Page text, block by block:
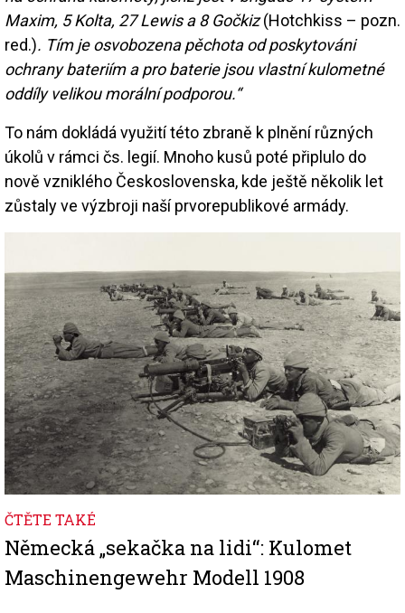
Maxim, 5 Kolta, 27 Lewis a 8 Gočkiz(Hotchkiss – pozn.
red.). Tím je osvobozena pěchota od poskytováni
ochrany bateriím a pro baterie jsou vlastní kulometné
oddíly velikou morální podporou.“
To nám dokládá využití této zbraně k plnění různých
úkolů v rámci čs. legií. Mnoho kusů poté připlulo do
nově vzniklého Československa, kde ještě několik let
zůstaly ve výzbroji naší prvorepublikové armády.
ČTĚTE TAKÉ
Německá „sekačka na lidi“: Kulomet
Maschinengewehr Modell 1908